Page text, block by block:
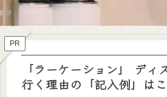
PR
「ラーケーション」 ディ
行く理由の「記入例」はこ